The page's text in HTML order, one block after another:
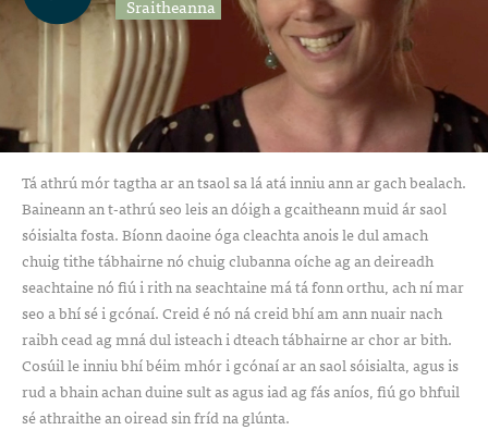
Sraitheanna
Tá athrú mór tagtha ar an tsaol sa lá atá inniu ann ar gach bealach.
Baineann an t-athrú seo leis an dóigh a gcaitheann muid ár saol
sóisialta fosta. Bíonn daoine óga cleachta anois le dul amach
chuig tithe tábhairne nó chuig clubanna oíche ag an deireadh
seachtaine nó fiú i rith na seachtaine má tá fonn orthu, ach ní mar
seo a bhí sé i gcónaí. Creid é nó ná creid bhí am ann nuair nach
raibh cead ag mná dul isteach i dteach tábhairne ar chor ar bith.
Cosúil le inniu bhí béim mhór i gcónaí ar an saol sóisialta, agus is
rud a bhain achan duine sult as agus iad ag fás aníos, fiú go bhfuil
sé athraithe an oiread sin fríd na glúnta.